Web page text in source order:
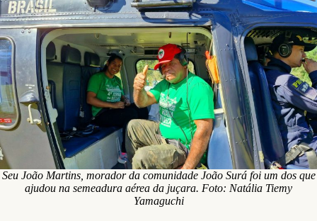
Seu João Martins, morador da comunidade João Surá foi um dos que
ajudou na semeadura aérea da juçara. Foto: Natália Tiemy
Yamaguchi